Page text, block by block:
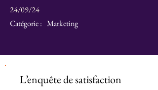
24/09/24
Catégorie : Marketing
L’enquête de satisfaction